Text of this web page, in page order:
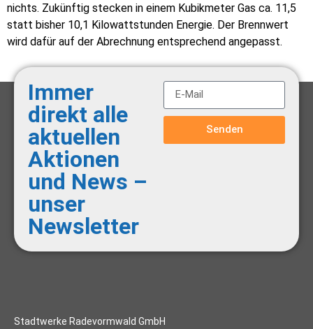
nichts. Zukünftig stecken in einem Kubikmeter Gas ca. 11,5
statt bisher 10,1 Kilowattstunden Energie. Der Brennwert
wird dafür auf der Abrechnung entsprechend angepasst.
Immer
direkt alle
aktuellen
Aktionen
und News –
unser
Newsletter
Senden
Stadtwerke Radevormwald GmbH